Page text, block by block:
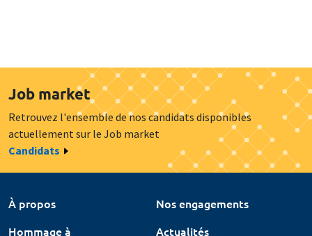
Job market
Retrouvez l'ensemble de nos candidats disponibles
actuellement sur le Job market
Candidats
À propos
Nos engagements
Hommage à
Actualités